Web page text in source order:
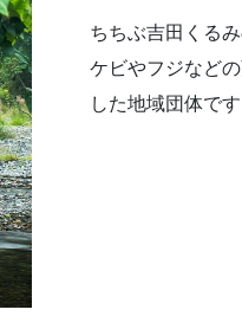
ちちぶ吉田くる
ケビやフジなど
した地域団体です